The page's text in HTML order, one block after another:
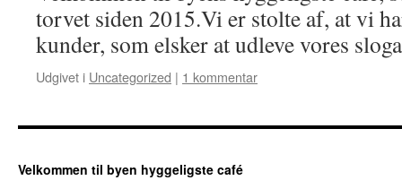
torvet siden 2015.Vi er stolte af, at vi
kunder, som elsker at udleve vores
Udgivet i Uncategorized | 1 kommentar
Velkommen til byen hyggeligste café